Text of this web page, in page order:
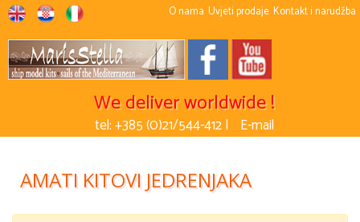
O nama Uvjeti prodaje Kontakt i narudžba
We deliver worldwide !
tel: +385 (0)21/544-412 | E-mail
AMATI KITOVI JEDRENJAKA